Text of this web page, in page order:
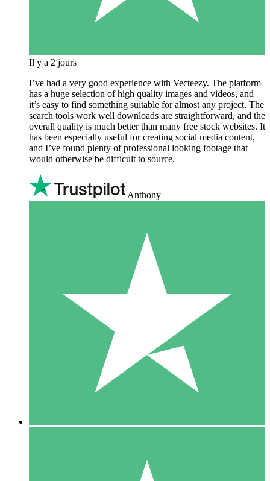
Il y a 2 jours
I’ve had a very good experience with Vecteezy. The platform
has a huge selection of high quality images and videos, and
it’s easy to find something suitable for almost any project. The
search tools work well downloads are straightforward, and the
overall quality is much better than many free stock websites. It
has been especially useful for creating social media content,
and I’ve found plenty of professional looking footage that
would otherwise be difficult to source.
Anthony